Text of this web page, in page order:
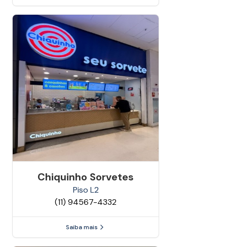
Chiquinho Sorvetes
Piso L2
(11) 94567-4332
Saiba mais